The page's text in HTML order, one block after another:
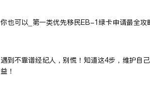
你也可以_第一类优先移民EB-1绿卡申请最全攻
遇到不靠谱经纪人，别慌！知道这4步，维护自
益！